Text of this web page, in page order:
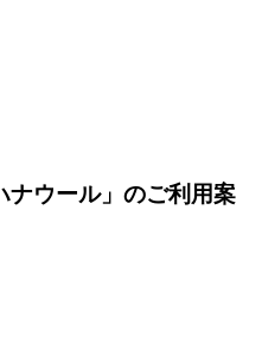
ナウール」のご利用案